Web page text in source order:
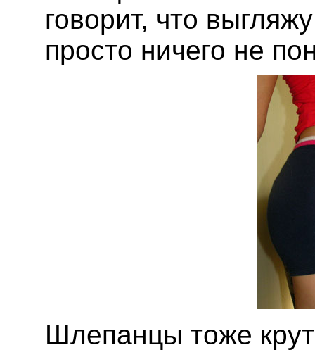
говорит, что
просто ничего не
Шлепанцы тоже